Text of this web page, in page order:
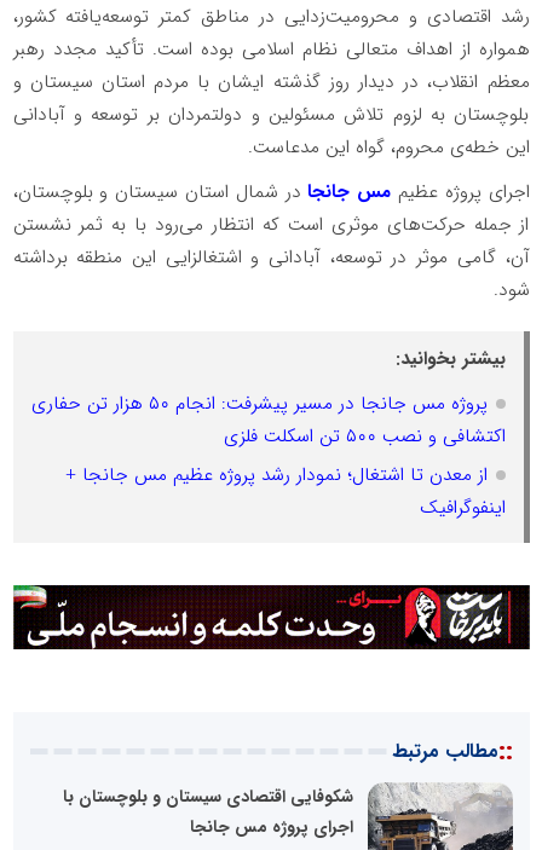
رشد اقتصادی و محرومیت‌زدایی در مناطق کمتر توسعه‌یافته کشور،
همواره از اهداف متعالی نظام اسلامی بوده است. تأکید مجدد رهبر
معظم انقلاب، در دیدار روز گذشته ایشان با مردم استان سیستان و
بلوچستان به لزوم تلاش مسئولین و دولتمردان بر توسعه و آبادانی
این خطه‌ی محروم، گواه این مدعاست.
اجرای پروژه عظیم مس جانجادر شمال استان سیستان و بلوچستان،
از جمله حرکت‌های موثری است که انتظار می‌رود با به ثمر نشستن
آن، گامی موثر در توسعه، آبادانی و اشتغالزایی این منطقه برداشته
شود.
بیشتر بخوانید:
پروژه مس جانجا در مسیر پیشرفت: انجام ۵۰ هزار تن حفاری
اکتشافی و نصب ۵۰۰ تن اسکلت فلزی
از معدن تا اشتغال؛ نمودار رشد پروژه عظیم مس جانجا +
اینفوگرافیک
::مطالب مرتبط
شکوفایی اقتصادی سیستان و بلوچستان با
اجرای پروژه مس جانجا